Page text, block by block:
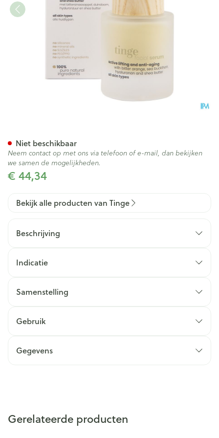
€ 44,34
Niet beschikbaar
Neem contact op met ons via telefoon of e-mail, dan bekijken
we samen de mogelijkheden.
Bekijk alle producten van Tinge
Beschrijving
Indicatie
Samenstelling
Gebruik
Gegevens
Gerelateerde producten